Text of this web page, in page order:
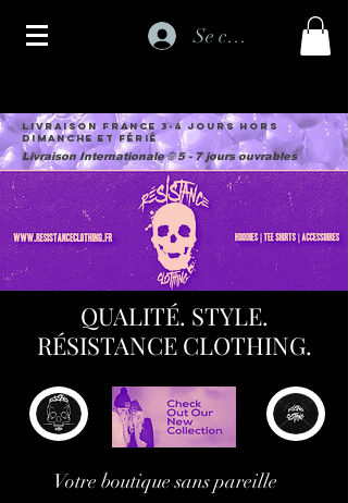
Se connecter
Livraison France 3-4 jours hors
dimanche et férié
Livraison Internationale 🌐 5 - 7 jours ouvrables
QUALITÉ. STYLE.
RÉSISTANCE CLOTHING.
Votre boutique sans pareille